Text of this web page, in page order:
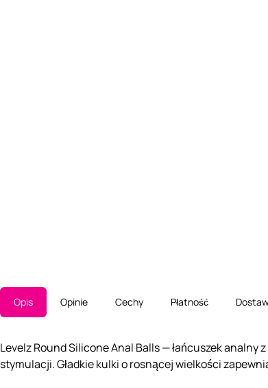
Opis Opinie Cechy Płatność
Levelz Round Silicone Anal Balls — łańcuszek
stymulacji. Gładkie kulki o rosnącej wielkości